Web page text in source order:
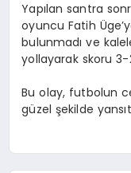
Yapılan santra
oyuncu Fatih
bulunmadı ve
yollayarak skoru 3-
Bu olay, futbolun
güzel şekilde